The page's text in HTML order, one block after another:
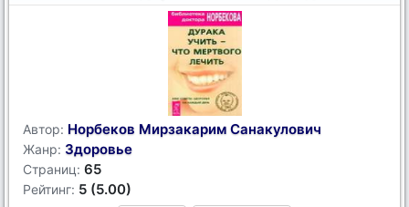
Автор: Норбеков Мирзакарим Санакулович
Жанр: Здоровье
Страниц: 65
Рейтинг: 5 (5.00)